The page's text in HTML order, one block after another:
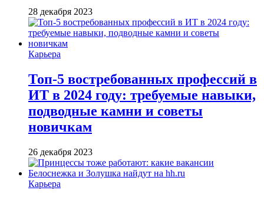
28 декабря 2023
Карьера
Топ-5 востребованных профессий в
ИТ в 2024 году: требуемые навыки,
подводные камни и советы
новичкам
26 декабря 2023
Карьера